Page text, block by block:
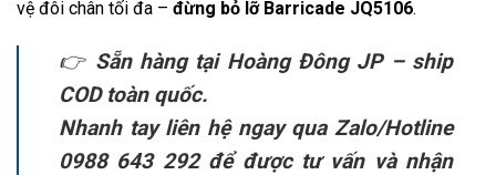
vệ đôi chân tối đa – đừng bỏ lỡ Barricade JQ5106.
👉 Sẵn hàng tại Hoàng Đông JP – ship
COD toàn quốc.
Nhanh tay liên hệ ngay qua Zalo/Hotline
0988 643 292 để được tư vấn và nhận